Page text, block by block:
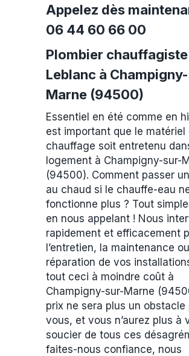
Appelez dès
06 44 60 66 00
Plombier
Leblanc à
Marne (94500)
Essentiel en été comme en
est important que le matériel
chauffage soit entretenu
logement à Champigny-sur-
(94500). Comment passer
au chaud si le chauffe-eau
fonctionne plus ? Tout
en nous appelant ! Nous
rapidement et efficacement
l’entretien, la maintenance
réparation de vos
tout ceci à moindre coût à
Champigny-sur-Marne
prix ne sera plus un obstacle
vous, et vous n’aurez plus à
soucier de tous ces
faites-nous confiance, nous